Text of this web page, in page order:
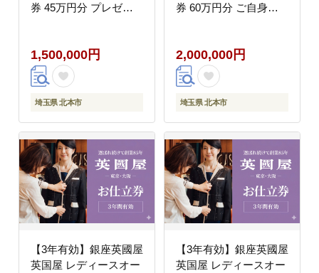
券 45万円分 プレゼン
1,500,000円
埼玉県 北本市
券 60万円分 ご自身用
2,000,000円
埼玉県 北本市
【3年有効】銀座英國屋
英国屋 レディースオー
【3年有効】銀座英國屋
英国屋 レディースオー